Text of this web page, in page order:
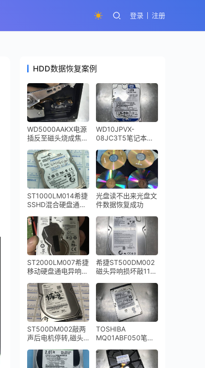
登录 注册
HDD数据恢复案例
WD5000AAKX电源
插反至磁头烧成焦
磁头烧坏的烟尘严重
污染数据恢复成功
WD10JPVX-
08JC3T5笔记本硬
咔咔响开盘恢复成功
ST1000LM014希捷
SSHD混合硬盘通电
光盘读不出来光盘文
件数据恢复成功
ST2000LM007希捷
移动硬盘通电异响敲
恢复成功
希捷ST500DM002
磁头异响损坏敲11声
ST500DM002敲两
声后电机停转,磁头
功
TOSHIBA
MQ01ABF050笔记
损坏开盘数据恢复成
功